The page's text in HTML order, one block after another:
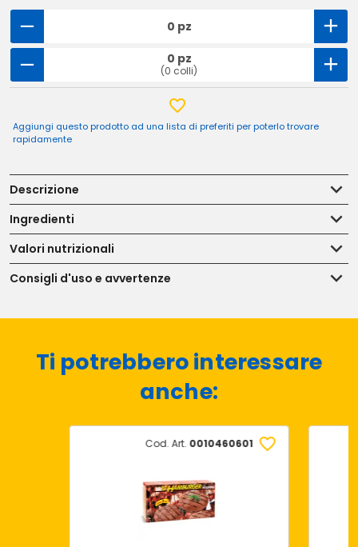
0 pz
0 pz
(0 colli)
Aggiungi questo prodotto ad una lista di preferiti per poterlo trovare
rapidamente
Descrizione
Ingredienti
Valori nutrizionali
Consigli d'uso e avvertenze
Ti potrebbero interessare
anche:
Cod. Art. 0010460601